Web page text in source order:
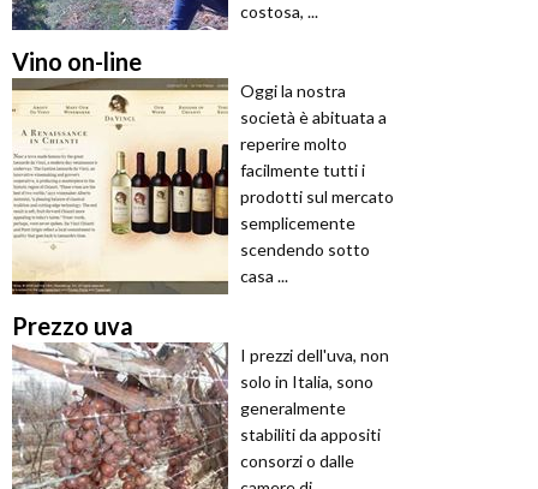
costosa, ...
Vino on-line
Oggi la nostra
società è abituata a
reperire molto
facilmente tutti i
prodotti sul mercato
semplicemente
scendendo sotto
casa ...
Prezzo uva
I prezzi dell'uva, non
solo in Italia, sono
generalmente
stabiliti da appositi
consorzi o dalle